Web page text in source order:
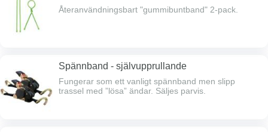
Återanvändningsbart "gummibuntband" 2-pack.
Spännband - självupprullande
Fungerar som ett vanligt spännband men slipp
trassel med ”lösa” ändar. Säljes parvis.